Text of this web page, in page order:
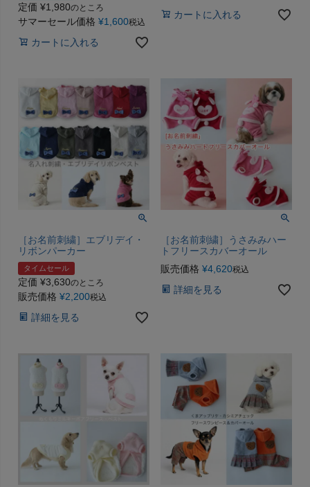
定価 ¥1,980のところ
サマーセール価格 ¥1,600税込
カートに入れる
カートに入れる
［お名前刺繍］エブリデイ・
リボンパーカー
タイムセール
定価 ¥3,630のところ
販売価格 ¥2,200税込
詳細を見る
［お名前刺繍］うさみみハー
トフリースカバーオール
販売価格 ¥4,620税込
詳細を見る